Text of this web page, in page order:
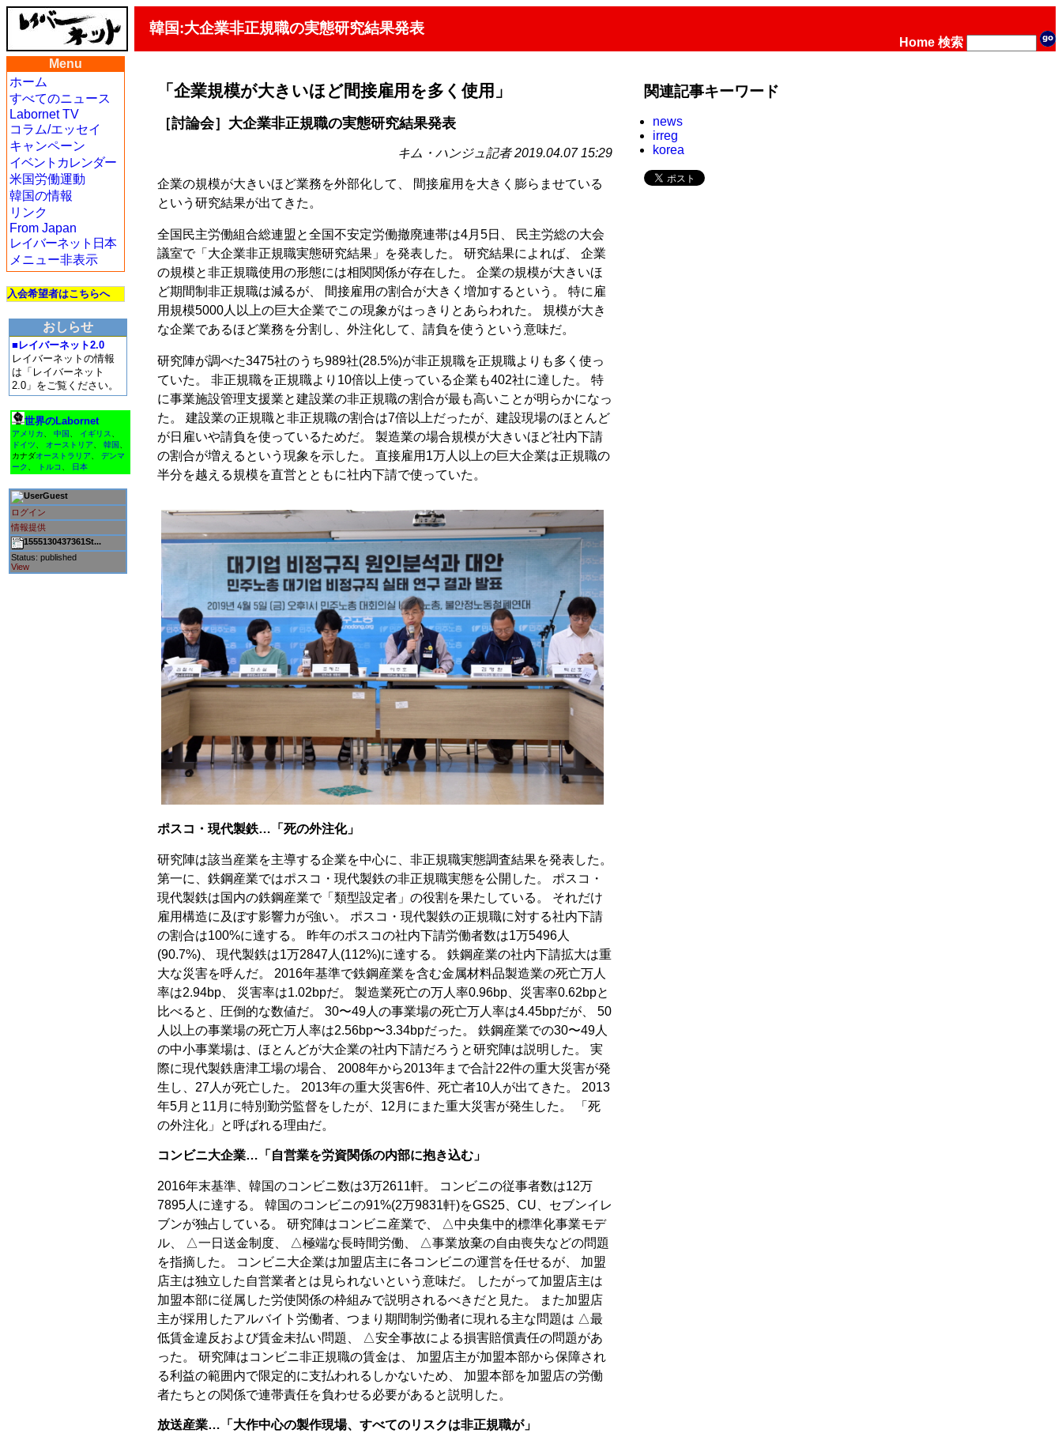
韓国:大企業非正規職の実態研究結果発表
Home 検索
Menu
ホーム
すべてのニュース
Labornet TV
コラム/エッセイ
キャンペーン
イベントカレンダー
米国労働運動
韓国の情報
リンク
From Japan
レイバーネット日本
メニュー非表示
入会希望者はこちらへ
おしらせ
■レイバーネット2.0
レイバーネットの情報
は「レイバーネット
2.0」をご覧ください。
世界のLabornet
アメリカ 中国 イギリス
ドイツ
オーストリア 韓国
カナダオーストラリア
デンマ
ーク
トルコ 日本
Guest
ログイン
情報提供
1555130437361St...
Status: published
View
「企業規模が大きいほど間接雇用を多く使用」
［討論会］大企業非正規職の実態研究結果発表
キム・ハンジュ記者 2019.04.07 15:29
企業の規模が大きいほど業務を外部化して、 間接雇用を大きく膨らませている
という研究結果が出てきた。
全国民主労働組合総連盟と全国不安定労働撤廃連帯は4月5日、 民主労総の大会
議室で「大企業非正規職実態研究結果」を発表した。 研究結果によれば、 企業
の規模と非正規職使用の形態には相関関係が存在した。 企業の規模が大きいほ
ど期間制非正規職は減るが、 間接雇用の割合が大きく増加するという。 特に雇
用規模5000人以上の巨大企業でこの現象がはっきりとあらわれた。 規模が大き
な企業であるほど業務を分割し、外注化して、請負を使うという意味だ。
研究陣が調べた3475社のうち989社(28.5%)が非正規職を正規職よりも多く使っ
ていた。 非正規職を正規職より10倍以上使っている企業も402社に達した。 特
に事業施設管理支援業と建設業の非正規職の割合が最も高いことが明らかになっ
た。 建設業の正規職と非正規職の割合は7倍以上だったが、建設現場のほとんど
が日雇いや請負を使っているためだ。 製造業の場合規模が大きいほど社内下請
の割合が増えるという現象を示した。 直接雇用1万人以上の巨大企業は正規職の
半分を越える規模を直営とともに社内下請で使っていた。
ポスコ・現代製鉄…「死の外注化」
研究陣は該当産業を主導する企業を中心に、非正規職実態調査結果を発表した。
第一に、鉄鋼産業ではポスコ・現代製鉄の非正規職実態を公開した。 ポスコ・
現代製鉄は国内の鉄鋼産業で「類型設定者」の役割を果たしている。 それだけ
雇用構造に及ぼす影響力が強い。 ポスコ・現代製鉄の正規職に対する社内下請
の割合は100%に達する。 昨年のポスコの社内下請労働者数は1万5496人
(90.7%)、 現代製鉄は1万2847人(112%)に達する。 鉄鋼産業の社内下請拡大は重
大な災害を呼んだ。 2016年基準で鉄鋼産業を含む金属材料品製造業の死亡万人
率は2.94bp、 災害率は1.02bpだ。 製造業死亡の万人率0.96bp、災害率0.62bpと
比べると、圧倒的な数値だ。 30〜49人の事業場の死亡万人率は4.45bpだが、 50
人以上の事業場の死亡万人率は2.56bp〜3.34bpだった。 鉄鋼産業での30〜49人
の中小事業場は、ほとんどが大企業の社内下請だろうと研究陣は説明した。 実
際に現代製鉄唐津工場の場合、 2008年から2013年まで合計22件の重大災害が発
生し、27人が死亡した。 2013年の重大災害6件、死亡者10人が出てきた。 2013
年5月と11月に特別勤労監督をしたが、12月にまた重大災害が発生した。 「死
の外注化」と呼ばれる理由だ。
コンビニ大企業…「自営業を労資関係の内部に抱き込む」
2016年末基準、韓国のコンビニ数は3万2611軒。 コンビニの従事者数は12万
7895人に達する。 韓国のコンビニの91%(2万9831軒)をGS25、CU、セブンイレ
ブンが独占している。 研究陣はコンビニ産業で、 △中央集中的標準化事業モデ
ル、 △一日送金制度、 △極端な長時間労働、 △事業放棄の自由喪失などの問題
を指摘した。 コンビニ大企業は加盟店主に各コンビニの運営を任せるが、 加盟
店主は独立した自営業者とは見られないという意味だ。 したがって加盟店主は
加盟本部に従属した労使関係の枠組みで説明されるべきだと見た。 また加盟店
主が採用したアルバイト労働者、つまり期間制労働者に現れる主な問題は △最
低賃金違反および賃金未払い問題、 △安全事故による損害賠償責任の問題があ
った。 研究陣はコンビニ非正規職の賃金は、 加盟店主が加盟本部から保障され
る利益の範囲内で限定的に支払われるしかないため、 加盟本部を加盟店の労働
者たちとの関係で連帯責任を負わせる必要があると説明した。
放送産業…「大作中心の製作現場、すべてのリスクは非正規職が」
関連記事キーワード
news
irreg
korea